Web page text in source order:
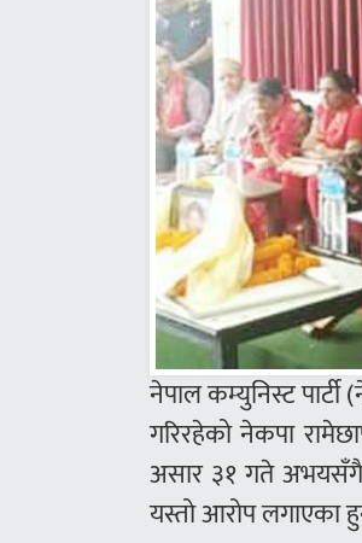
नेपाल कम्युनिस्ट
गरिरहेको नेकपा
असार ३१ गते अभयसँगै
यस्तो आरोप लगाएका